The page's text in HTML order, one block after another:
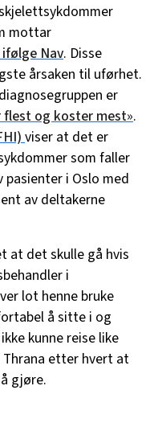
mottar
ifølge Nav. Disse
årsaken til uførhet.
er
flest og koster mest».
viser at det er
som faller
i Oslo med
av deltakerne
at det skulle gå hvis
i
lot henne bruke
å sitte i og
kunne reise like
Thrana etter hvert at
gjøre.